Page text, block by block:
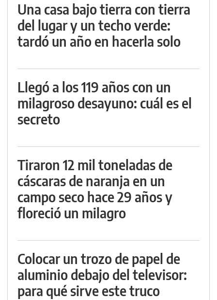
Una casa bajo tierra con tierra
del lugar y un techo verde:
tardó un año en hacerla solo
Llegó a los 119 años con un
milagroso desayuno: cuál es el
secreto
Tiraron 12 mil toneladas de
cáscaras de naranja en un
campo seco hace 29 años y
floreció un milagro
Colocar un trozo de papel de
aluminio debajo del televisor:
para qué sirve este truco